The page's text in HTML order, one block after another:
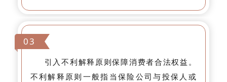
03
引入不利解释原则保障消费者合法权益。
不利解释原则一般指当保险公司与投保人或